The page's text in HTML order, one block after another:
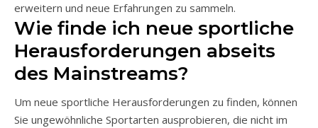
erweitern und neue Erfahrungen zu sammeln.
Wie finde ich neue sportliche
Herausforderungen abseits
des Mainstreams?
Um neue sportliche Herausforderungen zu finden, können
Sie ungewöhnliche Sportarten ausprobieren, die nicht im